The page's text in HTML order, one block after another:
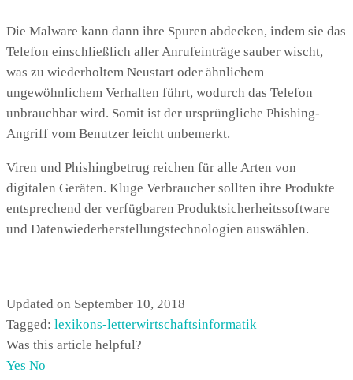
Die Malware kann dann ihre Spuren abdecken, indem sie das
Telefon einschließlich aller Anrufeinträge sauber wischt,
was zu wiederholtem Neustart oder ähnlichem
ungewöhnlichem Verhalten führt, wodurch das Telefon
unbrauchbar wird. Somit ist der ursprüngliche Phishing-
Angriff vom Benutzer leicht unbemerkt.
Viren und Phishingbetrug reichen für alle Arten von
digitalen Geräten. Kluge Verbraucher sollten ihre Produkte
entsprechend der verfügbaren Produktsicherheitssoftware
und Datenwiederherstellungstechnologien auswählen.
Updated on September 10, 2018
Tagged: lexikons-letterwirtschaftsinformatik
Was this article helpful?
Yes No